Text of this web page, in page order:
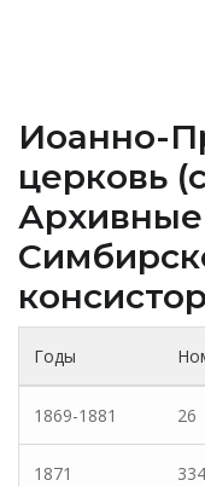
Иоанно-
церковь
Годы
1869-1881 26
1871 334